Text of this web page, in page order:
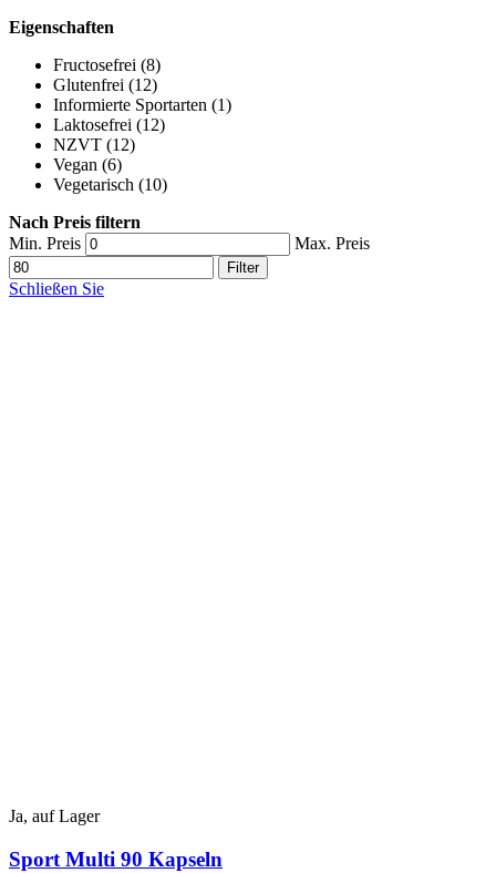
Eigenschaften
Fructosefrei (8)
Glutenfrei (12)
Informierte Sportarten (1)
Laktosefrei (12)
NZVT (12)
Vegan (6)
Vegetarisch (10)
Nach Preis filtern
Min. Preis
Max. Preis
Filter
Schließen Sie
Ja, auf Lager
Sport Multi 90 Kapseln